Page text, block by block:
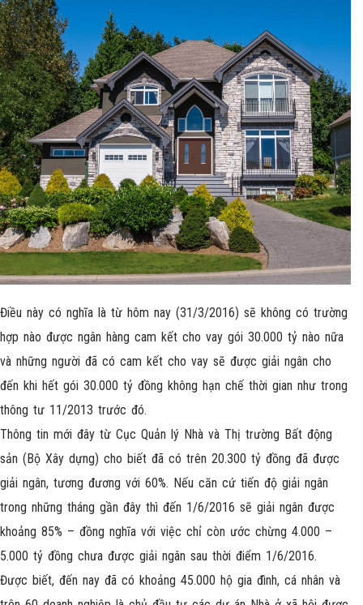
Điều này có nghĩa là từ hôm nay (31/3/2016) sẽ không có trường
hợp nào được ngân hàng cam kết cho vay gói 30.000 tỷ nào nữa
và những người đã có cam kết cho vay sẽ được giải ngân cho
đến khi hết gói 30.000 tỷ đồng không hạn chế thời gian như trong
thông tư 11/2013 trước đó.
Thông tin mới đây từ Cục Quản lý Nhà và Thị trường Bất động
sản (Bộ Xây dựng) cho biết đã có trên 20.300 tỷ đồng đã được
giải ngân, tương đương với 60%. Nếu căn cứ tiến độ giải ngân
trong những tháng gần đây thì đến 1/6/2016 sẽ giải ngân được
khoảng 85% – đồng nghĩa với việc chỉ còn ước chừng 4.000 –
5.000 tỷ đồng chưa được giải ngân sau thời điểm 1/6/2016.
Được biết, đến nay đã có khoảng 45.000 hộ gia đình, cá nhân và